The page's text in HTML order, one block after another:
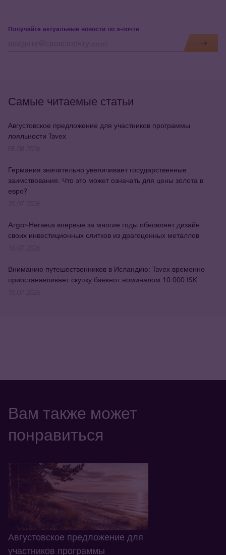
Получайте актуальные новости по э-почте
Самые читаемые статьи
Августовское предложение для участников программы
лояльности Tavex
Германия значительно увеличивает государственные
заимствования. Что это может означать для цены золота в
евро?
Argor-Heraeus впервые за многие годы обновляет дизайн
своих инвестиционных слитков из драгоценных металлов
Вниманию путешественников в Исландию: Tavex временно
приостанавливает скупку банкнот номиналом 10 000 ISK
Вам также может
понравиться
Августовское предложение для
участников программы